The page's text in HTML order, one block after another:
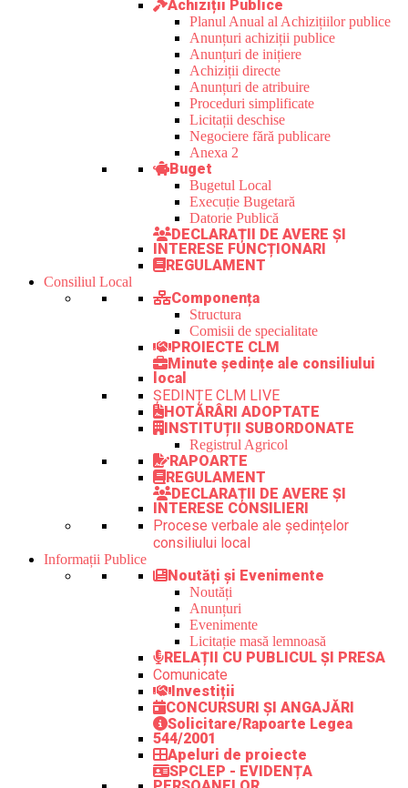
Achiziții Publice
Planul Anual al Achizițiilor publice
Anunțuri achiziții publice
Anunțuri de inițiere
Achiziții directe
Anunțuri de atribuire
Proceduri simplificate
Licitații deschise
Negociere fără publicare
Anexa 2
Buget
Bugetul Local
Execuție Bugetară
Datorie Publică
DECLARAȚII DE AVERE ȘI
INTERESE FUNCȚIONARI
REGULAMENT
Consiliul Local
Componența
Structura
Comisii de specialitate
PROIECTE CLM
Minute ședințe ale consiliului
local
ȘEDINȚE CLM LIVE
HOTĂRÂRI ADOPTATE
INSTITUȚII SUBORDONATE
Registrul Agricol
RAPOARTE
REGULAMENT
DECLARAȚII DE AVERE ȘI
INTERESE CONSILIERI
Procese verbale ale ședințelor
consiliului local
Informații Publice
Noutăți și Evenimente
Noutăți
Anunțuri
Evenimente
Licitație masă lemnoasă
RELAȚII CU PUBLICUL ȘI PRESA
Comunicate
Investiții
CONCURSURI ȘI ANGAJĂRI
Solicitare/Rapoarte Legea
544/2001
Apeluri de proiecte
SPCLEP - EVIDENȚA